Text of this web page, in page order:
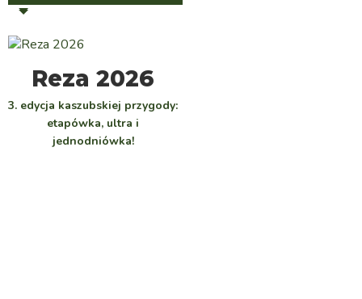
WYBIERZ
Reza 2026
3. edycja kaszubskiej przygody:
etapówka, ultra i
jednodniówka!